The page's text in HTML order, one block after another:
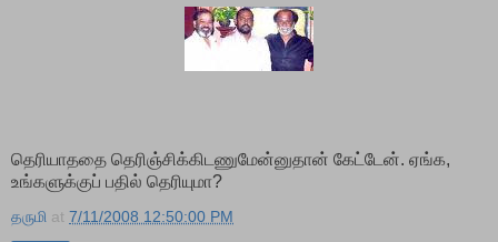
தெரியாததை தெரிஞ்சிக்கிடணுமேன்னுதான் கேட்டேன். ஏங்க,
உங்களுக்குப் பதில் தெரியுமா?
தருமி at 7/11/2008 12:50:00 PM